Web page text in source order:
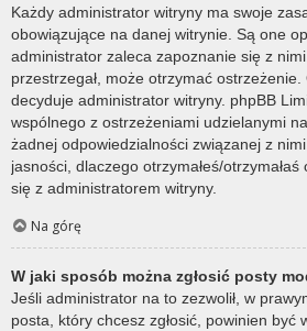
Każdy administrator witryny ma swoje
obowiązujące na danej witrynie. Są one
administrator zaleca zapoznanie się z
przestrzegał, może otrzymać
decyduje administrator witryny. phpBB
wspólnego z ostrzeżeniami udzielanymi
żadnej odpowiedzialności związanej z
jasności, dlaczego otrzymałeś/
się z administratorem witryny.
Na górę
W jaki sposób można zgłosić posty
Jeśli administrator na to zezwolił, w
posta, który chcesz zgłosić, powinien być